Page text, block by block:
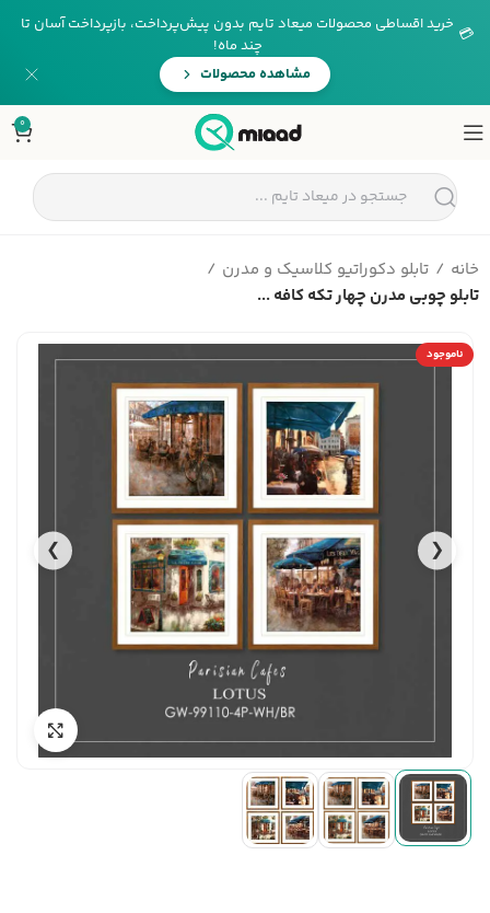
💳 خرید اقساطی محصولات میعاد تایم بدون پیش‌پرداخت، بازپرداخت آسان تا
چند ماه!
مشاهده محصولات
0
خانه
تابلو دکوراتیو کلاسیک و مدرن
تابلو چوبی مدرن چهار تکه کافه ...
ناموجود
❮
❯